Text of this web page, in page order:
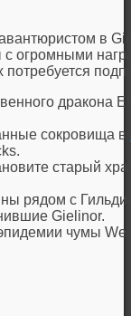
в
огромными
дракона
сокровища в
старый
рядом с
Gielinor.
чумы